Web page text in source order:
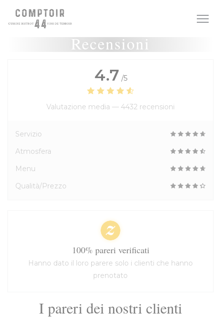
Personalizzazione delle tue scelte sui cookie
Recensioni
I pareri dei nostri clienti
4.7 /5
Valutazione media — 4432 recensioni
Servizio
Atmosfera
Menu
Qualità/Prezzo
100% pareri verificati
Hanno dato il loro parere solo i clienti che hanno
prenotato